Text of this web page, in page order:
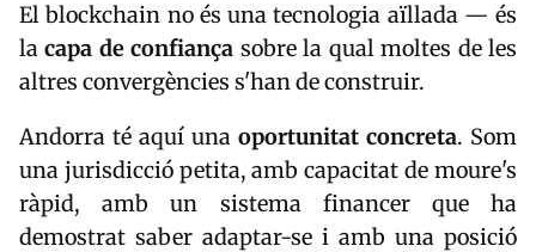
El blockchain no és una tecnologia aïllada — és
lacapa de confiança sobre la qual moltes de les
altres convergències s'han de construir.
Andorra té aquí una oportunitat concreta. Som
una jurisdicció petita, amb capacitat de moure's
ràpid, amb un sistema financer que ha
demostrat saber adaptar-se i amb una posició